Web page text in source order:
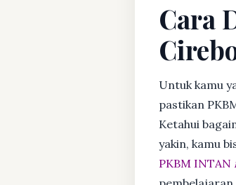
Cara
Untuk kamu
pastikan
Ketahui
yakin, kamu
PKBM INTAN